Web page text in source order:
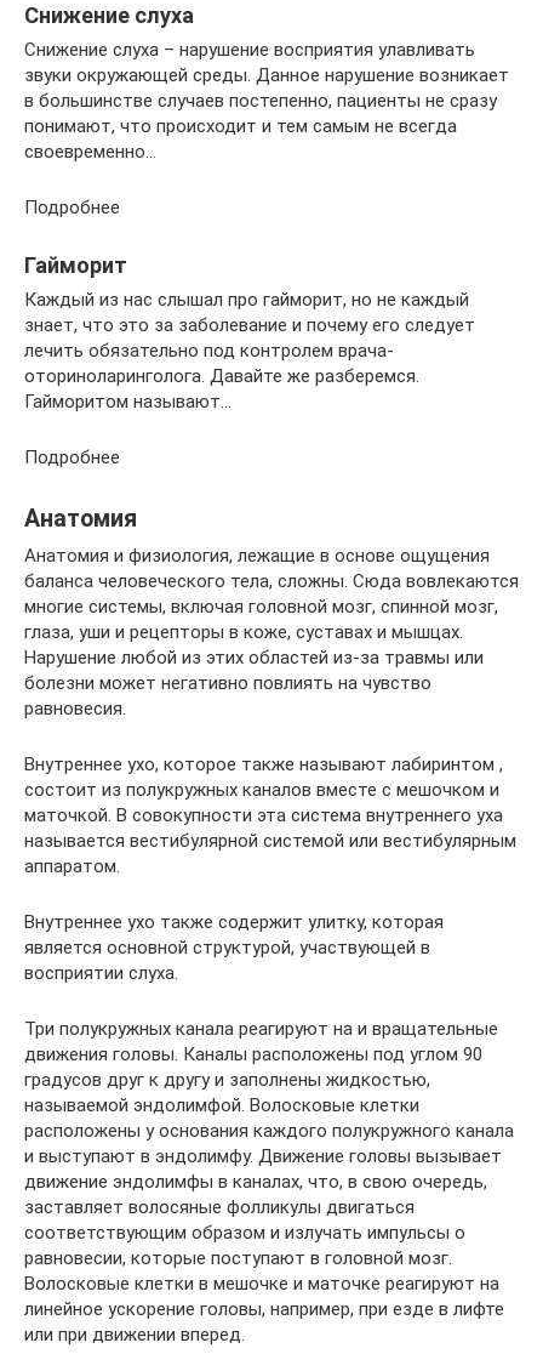
Снижение слуха
Снижение слуха – нарушение восприятия улавливать
звуки окружающей среды. Данное нарушение возникает
в большинстве случаев постепенно, пациенты не сразу
понимают, что происходит и тем самым не всегда
своевременно…
Подробнее
Гайморит
Каждый из нас слышал про гайморит, но не каждый
знает, что это за заболевание и почему его следует
лечить обязательно под контролем врача-
оториноларинголога. Давайте же разберемся.
Гайморитом называют…
Подробнее
Анатомия
Анатомия и физиология, лежащие в основе ощущения
баланса человеческого тела, сложны. Сюда вовлекаются
многие системы, включая головной мозг, спинной мозг,
глаза, уши и рецепторы в коже, суставах и мышцах.
Нарушение любой из этих областей из-за травмы или
болезни может негативно повлиять на чувство
равновесия.
Внутреннее ухо, которое также называют лабиринтом ,
состоит из полукружных каналов вместе с мешочком и
маточкой. В совокупности эта система внутреннего уха
называется вестибулярной системой или вестибулярным
аппаратом.
Внутреннее ухо также содержит улитку, которая
является основной структурой, участвующей в
восприятии слуха.
Три полукружных канала реагируют на и вращательные
движения головы. Каналы расположены под углом 90
градусов друг к другу и заполнены жидкостью,
называемой эндолимфой. Волосковые клетки
расположены у основания каждого полукружного канала
и выступают в эндолимфу. Движение головы вызывает
движение эндолимфы в каналах, что, в свою очередь,
заставляет волосяные фолликулы двигаться
соответствующим образом и излучать импульсы о
равновесии, которые поступают в головной мозг.
Волосковые клетки в мешочке и маточке реагируют на
линейное ускорение головы, например, при езде в лифте
или при движении вперед.